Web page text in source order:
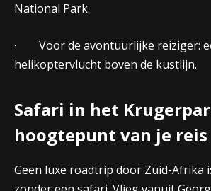
National Park.
· Voor de avontuurlijke reiziger:
helikoptervlucht boven de kustlijn.
Safari in het
hoogtepunt van je reis
Geen luxe roadtrip door Zuid-Afrika